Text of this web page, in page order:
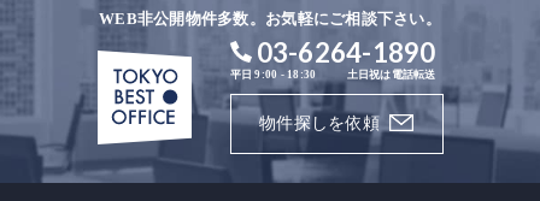
WEB非公開物件多数。お気軽にご相談下さい。
03-6264-1890
平日 9:00 - 18:30 土日祝は電話転送
物件探しを依頼